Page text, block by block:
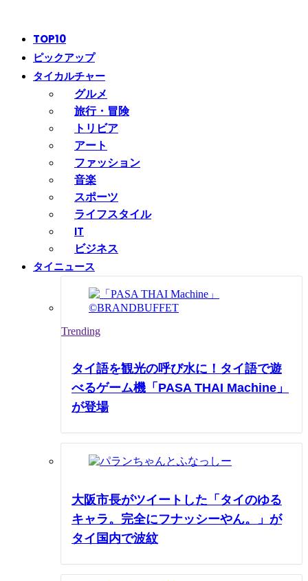
TOP10
ピックアップ
タイカルチャー
グルメ
旅行・冒険
トリビア
アート
ファッション
音楽
スポーツ
ライフスタイル
IT
ビジネス
タイニュース
Trending
タイ語を観光の呼び水に！タイ語で遊
べるゲーム機「PASA THAI Machine」
が登場
大阪市長がツイートした「タイのゆる
キャラ。完全にフナッシーやん。」が
タイ国内で波紋